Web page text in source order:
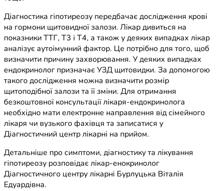
Діагностика гіпотиреозу передбачає дослідження крові
на гормони щитовидної залози. Лікар дивиться на
показники ТТГ, Т3 і Т4, а також у деяких випадках лікар
аналізує аутоімунний фактор. Це потрібно для того, щоб
визначити причину захворювання. У деяких випадках
ендокринолог призначає УЗД щитовидки. За допомогою
такого дослідження можна визначити розмір
щитоподібної залози та її зміни. Для отримання
безкоштовної консультації лікаря-ендокринолога
необхідно мати електронне направлення від сімейного
лікаря чи вузького фахівця та записатися у
Діагностичний центр лікарні на прийом.
Детальніше про симптоми, діагностику та лікування
гіпотиреозу розповідає лікар-енокринолог
Діагностичного центру лікарні Бурлуцька Віталія
Едуардівна.